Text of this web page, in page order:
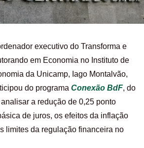
executivo do Transforma e
em Economia no Instituto de
da Unicamp, Iago Montalvão,
do programaConexão BdF, do
a redução de 0,25 ponto
de juros, os efeitos da inflação
limites da regulação financeira no